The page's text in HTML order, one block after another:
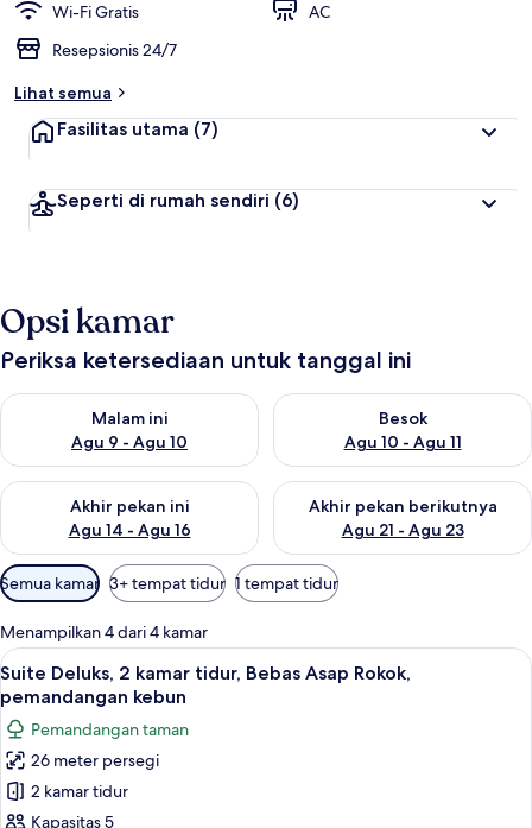
i
l
v
e
l
Wi-Fi Gratis
AC
Resepsionis 24/7
Lihat semua
Fasilitas utama (7)
Seperti di rumah sendiri (6)
Opsi kamar
Periksa ketersediaan untuk tanggal ini
Malam ini
Agu 9 - Agu 10
Periksa ketersediaan untuk malam ini Agu 9 - Agu 10
Besok
Agu 10 - Agu 11
Periksa ketersediaan untuk
Akhir pekan ini
Agu 14 - Agu 16
Periksa ketersediaan untuk akhir pekan ini Agu 14 - Agu 16
Akhir pekan berikutnya
Agu 21 - Agu 23
Periksa ketersediaan untuk
Filter
tersedia
untuk
kamar
Semua kamar 3+ tempat tidur 1 tempat tidur
Menampilkan 4 dari 4 kamar
Lihat
semua
foto
untuk
Suite
Deluks,
Suite Deluks, 2 kamar tidur, Bebas
5
Suite Deluks, 2 kamar tidur, Bebas Asap Rokok,
pemandangan kebun
Pemandangan taman
26 meter persegi
2 kamar tidur
Kapasitas 5